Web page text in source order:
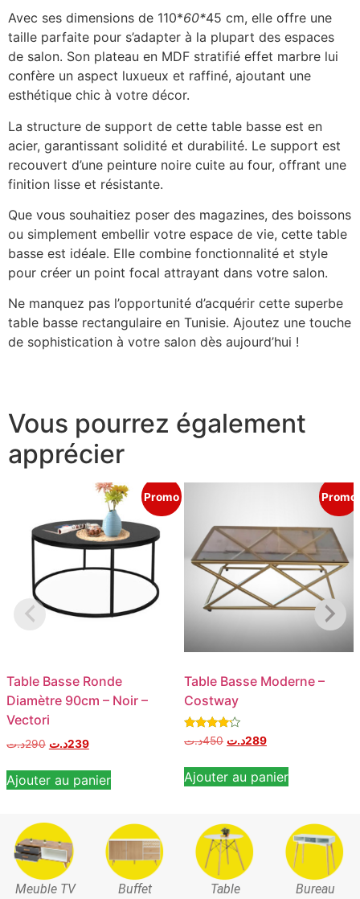
Avec ses dimensions de 110*60*45 cm, elle offre une
taille parfaite pour s’adapter à la plupart des espaces
de salon. Son plateau en MDF stratifié effet marbre lui
confère un aspect luxueux et raffiné, ajoutant une
esthétique chic à votre décor.
La structure de support de cette table basse est en
acier, garantissant solidité et durabilité. Le support est
recouvert d’une peinture noire cuite au four, offrant une
finition lisse et résistante.
Que vous souhaitiez poser des magazines, des boissons
ou simplement embellir votre espace de vie, cette table
basse est idéale. Elle combine fonctionnalité et style
pour créer un point focal attrayant dans votre salon.
Ne manquez pas l’opportunité d’acquérir cette superbe
table basse rectangulaire en Tunisie. Ajoutez une touche
de sophistication à votre salon dès aujourd’hui !
Vous pourrez également
apprécier
Promo
Table Basse Ronde
Diamètre 90cm – Noir –
Vectori
290د.ت 239د.ت
Ajouter au panier
Promo
Table Basse Moderne –
Costway
Note
4.00
450د.ت 289د.ت
Ajouter au panier
Meuble TV Buffet Table Bureau